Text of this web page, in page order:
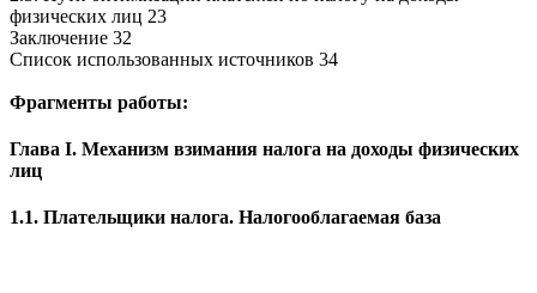
физических лиц 23
Заключение 32
Список использованных источников 34
Фрагменты работы:
Глава I. Механизм взимания налога на доходы физических
лиц
1.1. Плательщики налога. Налогооблагаемая база